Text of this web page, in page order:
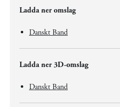
Ladda ner omslag
Danskt Band
Ladda ner 3D-omslag
Danskt Band